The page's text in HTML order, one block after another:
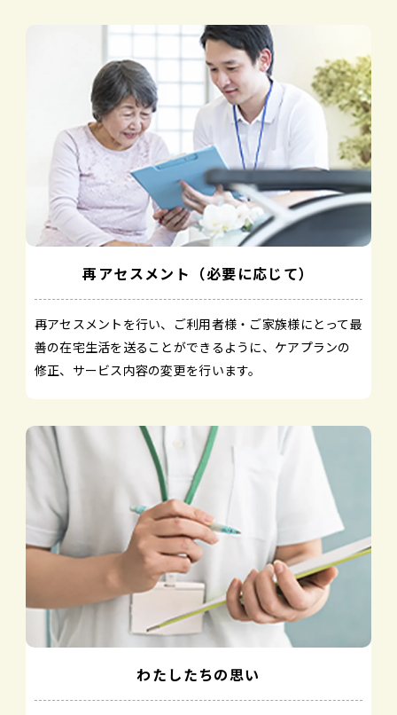
再アセスメント（必要に応じて）
再アセスメントを行い、ご利用者様・ご家族様にとって最
善の在宅生活を送ることができるように、ケアプランの
修正、サービス内容の変更を行います。
わたしたちの思い